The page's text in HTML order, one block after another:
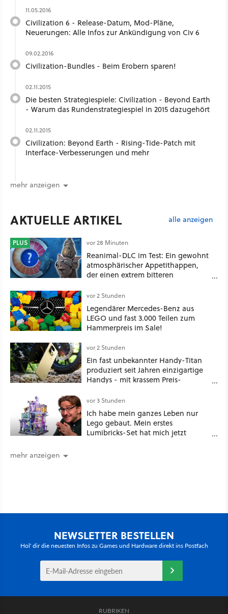
11.05.2016
Civilization 6 - Release-Datum, Mod-Pläne,
Neuerungen: Alle Infos zur Ankündigung von Civ 6
09.02.2016
Civilization-Bundles - Beim Erobern sparen!
02.11.2015
Die besten Strategiespiele: Civilization - Beyond Earth
- Warum das Rundenstrategiespiel in 2015 dazugehört
02.11.2015
Civilization: Beyond Earth - Rising-Tide-Patch mit
Interface-Verbesserungen und mehr
mehr anzeigen
AKTUELLE ARTIKEL alle anzeigen
PLUS vor 28 Minuten
Reanimal-DLC im Test: Ein gewohnt
atmosphärischer Appetithappen,
der einen extrem bitteren
vor 2 Stunden
Legendärer Mercedes-Benz aus
LEGO und fast 3.000 Teilen zum
Hammerpreis im Sale!
vor 2 Stunden
Ein fast unbekannter Handy-Titan
produziert seit Jahren einzigartige
Handys - mit krassem Preis-
vor 3 Stunden
Ich habe mein ganzes Leben nur
Lego gebaut. Mein erstes
Lumibricks-Set hat mich jetzt
mehr anzeigen
NEWSLETTER BESTELLEN
Hol' dir die neuesten Infos zu Games und Hardware direkt ins Postfach
RUBRIKEN